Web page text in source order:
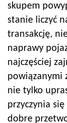
skupem
stanie liczyć
transakcję,
naprawy
najczęściej
powiązanymi
nie tylko
przyczynia
dobre